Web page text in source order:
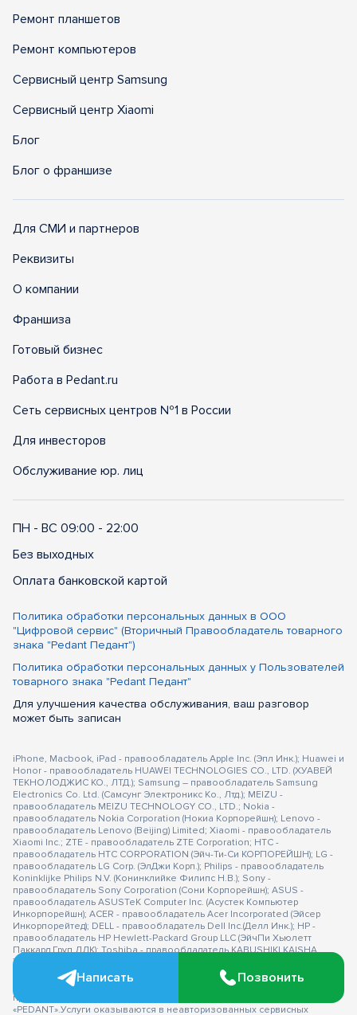
Ремонт планшетов
Ремонт компьютеров
Сервисный центр Samsung
Сервисный центр Xiaomi
Блог
Блог о франшизе
Для СМИ и партнеров
Реквизиты
О компании
Франшиза
Готовый бизнес
Работа в Pedant.ru
Сеть сервисных центров №1 в России
Для инвесторов
Обслуживание юр. лиц
ПН - ВС 09:00 - 22:00
Без выходных
Оплата банковской картой
Политика обработки персональных данных в ООО
"Цифровой сервис" (Вторичный Правообладатель товарного
знака "Pedant Педант")
Политика обработки персональных данных у Пользователей
товарного знака "Pedant Педант"
Для улучшения качества обслуживания, ваш разговор
может быть записан
iPhone, Macbook, iPad - правообладатель Apple Inc. (Эпл Инк.); Huawei и
Honor - правообладатель HUAWEI TECHNOLOGIES CO., LTD. (ХУАВЕЙ
ТЕКНОЛОДЖИС КО., ЛТД.); Samsung – правообладатель Samsung
Electronics Co. Ltd. (Самсунг Электроникс Ко., Лтд.); MEIZU -
правообладатель MEIZU TECHNOLOGY CO., LTD.; Nokia -
правообладатель Nokia Corporation (Нокиа Корпорейшн); Lenovo -
правообладатель Lenovo (Beijing) Limited; Xiaomi - правообладатель
Xiaomi Inc.; ZTE - правообладатель ZTE Corporation; HTC -
правообладатель HTC CORPORATION (Эйч-Ти-Си КОРПОРЕЙШН); LG -
правообладатель LG Corp. (ЭлДжи Корп.); Philips - правообладатель
Koninklijke Philips N.V. (Конинклийке Филипс Н.В.); Sony -
правообладатель Sony Corporation (Сони Корпорейшн); ASUS -
правообладатель ASUSTeK Computer Inc. (Асустек Компьютер
Инкорпорейшн); ACER - правообладатель Acer Incorporated (Эйсер
Инкорпорейтед); DELL - правообладатель Dell Inc.(Делл Инк.); HP -
правообладатель HP Hewlett-Packard Group LLC (ЭйчПи Хьюлетт
Паккард Груп ЛЛК); Toshiba - правообладатель KABUSHIKI KAISHA
TOSHIBA, also trading as Toshiba Corporation (КАБУШИКИ КАЙША
ТОШИБА также торгующая как Тосиба Корпорейшн). Товарные знаки
используется с целью описания товара, в отношении которых
производятся услуги по ремонту сервисными центрами
«PEDANT».Услуги оказываются в неавторизованных сервисных
Написать Позвонить